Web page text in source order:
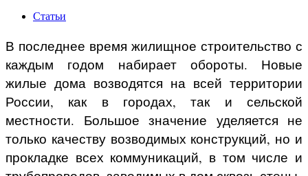
Статьи
В последнее время жилищное строительство с
каждым годом набирает обороты. Новые
жилые дома возводятся на всей территории
России, как в городах, так и сельской
местности. Большое значение уделяется не
только качеству возводимых конструкций, но и
прокладке всех коммуникаций, в том числе и